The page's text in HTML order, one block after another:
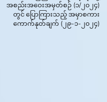
အစည်းအဝေးအမှတ်စဉ် (၁/၂၀၂၄)
တွင် ပြောကြားသည့် အမှာစကား
ကောက်နုတ်ချက် (၂၉-၁-၂၀၂၄)